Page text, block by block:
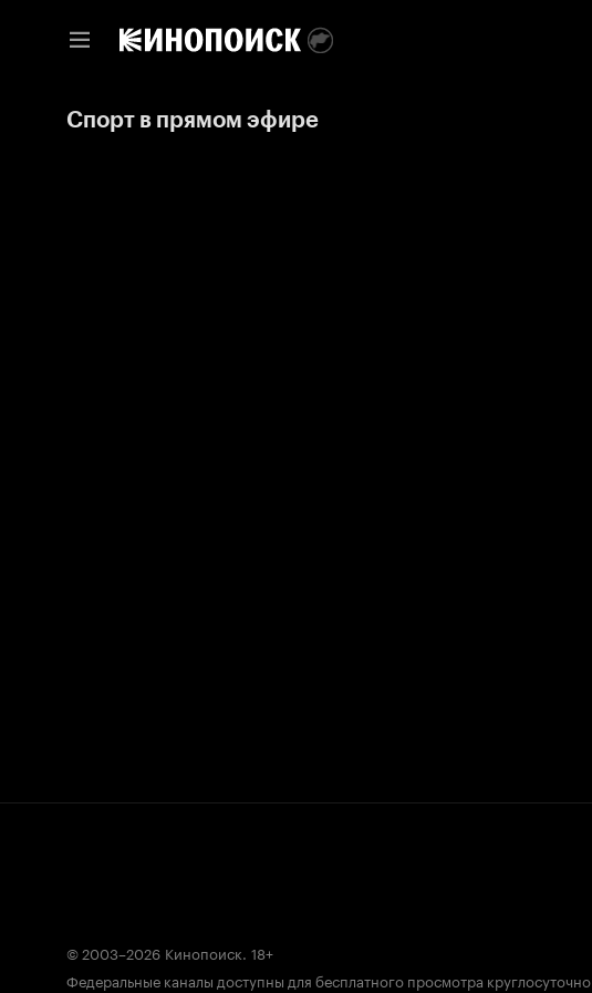
Спорт в прямом эфире
© 2003–2026 Кинопоиск. 18+
Федеральные каналы доступны для бесплатного просмотра круглосуточно